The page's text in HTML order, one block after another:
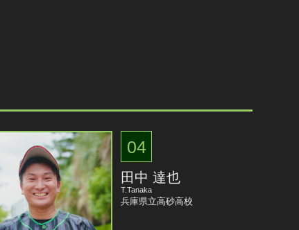
04
田中 達也
T.Tanaka
兵庫県立高砂高校